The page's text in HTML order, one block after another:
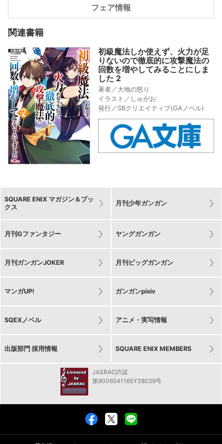
フェア情報
関連書籍
初級魔法しか使えず、火力が足
りないので徹底的に攻撃魔法の
回数を増やしてみることにしま
した 2
著者／大地の怒り
イラスト／しゅがお
発行／SBクリエイティブ(GAノベル)
SQUARE ENIX マガジン＆ブッ
クス
月刊少年ガンガン
月刊Gファンタジー ヤングガンガン
月刊ガンガンJOKER 月刊ビッグガンガン
マンガUP! ガンガンpixiv
SQEXノベル アニメ・実写情報
出版部門 採用情報 SQUARE ENIX MEMBERS
JASRAC許諾
第9006541165Y38029号